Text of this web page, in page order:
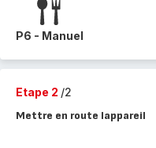
P6 - Manuel
Etape 2 /2
Mettre en route lappareil